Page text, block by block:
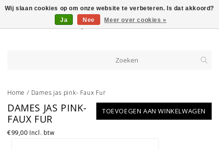
Home / Dames jas pink- Faux Fur
TOEVOEGEN AAN WINKELWAGEN
DAMES JAS PINK-
FAUX FUR
€99,00 Incl. btw
Wij slaan cookies op om onze website te verbeteren. Is dat akkoord?
Ja
Nee Meer over cookies »